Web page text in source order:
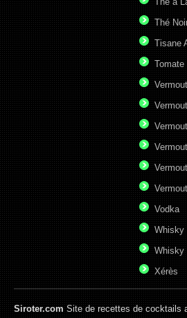
Thé
Tisane
Tomate
Vodka
Whisky
Whisky
Xérès
Siroter.comSite de recettes de cocktails